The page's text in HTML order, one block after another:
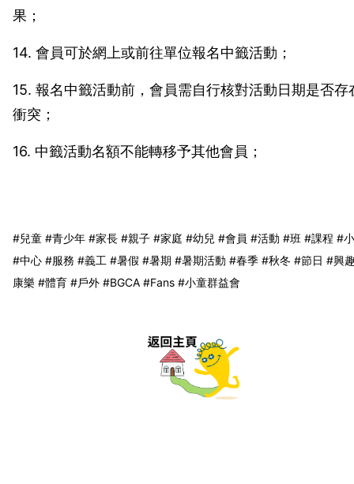
果；
14. 會員可於網上或前往單位報名中籤活動；
15. 報名中籤活動前，會員需自行核對活動日期是否存
衝突；
16. 中籤活動名額不能轉移予其他會員；
#兒童 #青少年 #家長 #親子 #家庭 #幼兒 #會員 #活動 #班 #課程 #
#中心 #服務 #義工 #暑假 #暑期 #暑期活動 #春季 #秋冬 #節日 #興
康樂 #體育 #戶外 #BGCA #Fans #小童群益會